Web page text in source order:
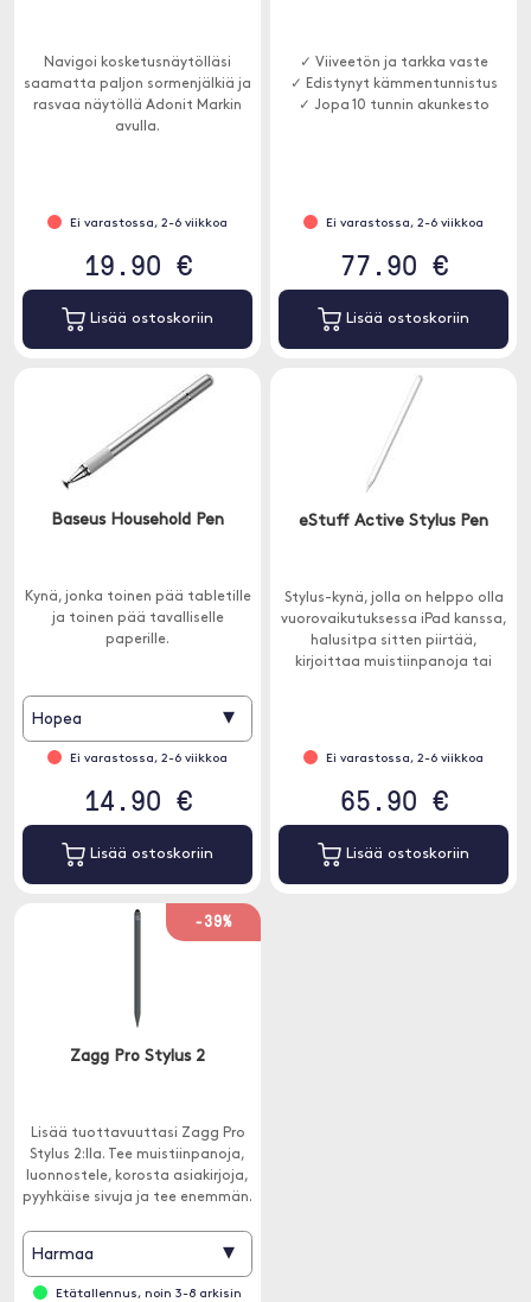
Navigoi kosketusnäytölläsi
saamatta paljon sormenjälkiä ja
rasvaa näytöllä Adonit Markin
avulla.
Ei varastossa, 2-6 viikkoa
19.90 €
Lisää ostoskoriin
✓ Viiveetön ja tarkka vaste
✓ Edistynyt kämmentunnistus
✓ Jopa 10 tunnin akunkesto
Ei varastossa, 2-6 viikkoa
77.90 €
Lisää ostoskoriin
Baseus Household Pen
Kynä, jonka toinen pää tabletille
ja toinen pää tavalliselle
paperille.
Hopea ▾
Ei varastossa, 2-6 viikkoa
14.90 €
Lisää ostoskoriin
eStuff Active Stylus Pen
Stylus-kynä, jolla on helppo olla
vuorovaikutuksessa iPad kanssa,
halusitpa sitten piirtää,
kirjoittaa muistiinpanoja tai
Ei varastossa, 2-6 viikkoa
65.90 €
Lisää ostoskoriin
-39%
Zagg Pro Stylus 2
Lisää tuottavuuttasi Zagg Pro
Stylus 2:lla. Tee muistiinpanoja,
luonnostele, korosta asiakirjoja,
pyyhkäise sivuja ja tee enemmän.
Harmaa ▾
Etätallennus, noin 3-8 arkisin